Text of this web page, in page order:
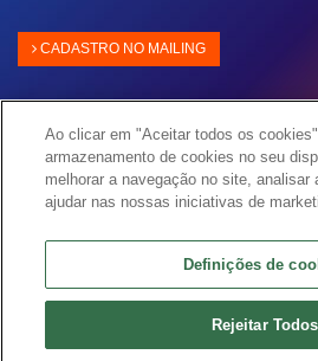
CADASTRO NO MAILING
© Copyright 2026 ISA ENERGIA BRASIL S.A.
Av. das Nações Unidas, 14.171 - Torre Crystal
Ao clicar em "Aceitar todos os
armazenamento de cookies no seu
melhorar a navegação no site,
ajudar nas nossas iniciativas de
Definições de
Rejeitar Todos